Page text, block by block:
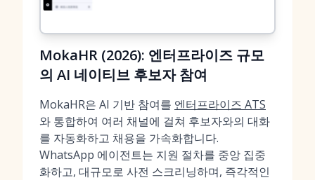
MokaHR (2026): 엔터프라이즈 규모
의 AI 네이티브 후보자 참여
MokaHR은 AI 기반 참여를 엔터프라이즈 ATS
와 통합하여 여러 채널에 걸쳐 후보자와의 대화
를 자동화하고 채용을 가속화합니다.
WhatsApp 에이전트는 지원 절차를 중앙 집중
화하고, 대규모로 사전 스크리닝하며, 즉각적인